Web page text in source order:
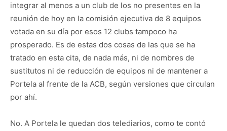
integrar al menos a un club de los no presentes en la
reunión de hoy en la comisión ejecutiva de 8 equipos
votada en su día por esos 12 clubs tampoco ha
prosperado. Es de estas dos cosas de las que se ha
tratado en esta cita, de nada más, ni de nombres de
sustitutos ni de reducción de equipos ni de mantener a
Portela al frente de la ACB, según versiones que circulan
por ahí.
No. A Portela le quedan dos telediarios, como te contó